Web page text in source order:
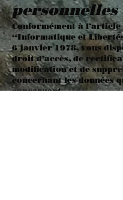
personnelles
Conformément à
“Informatique et
6 janvier 1978, vous
droit d’accès, de
modification et de
concernant les données
concernent.